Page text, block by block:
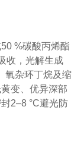
%碳酸丙烯酯
收，光解生成
氧杂环丁烷及缩
变、优异深部
2–8 °C避光防